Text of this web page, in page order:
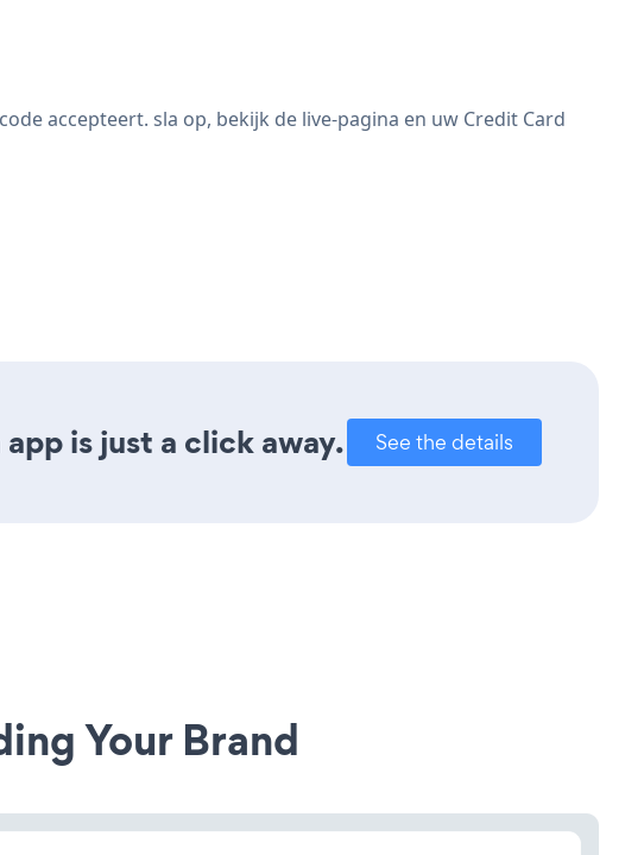
accepteert. sla op, bekijk de live-pagina en uw Credit Card
is just a click away. See the details
Your Brand